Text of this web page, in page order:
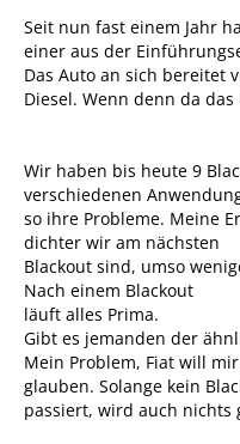
Seit nun fast einem Jahr
einer aus der
Das Auto an sich bereitet
Diesel. Wenn denn da
Wir haben bis heute 9
verschiedenen
so ihre Probleme. Meine
dichter wir am nächsten
Blackout sind, umso
Nach einem Blackout
läuft alles Prima.
Gibt es jemanden der
Mein Problem, Fiat will
glauben. Solange kein
passiert, wird auch nichts